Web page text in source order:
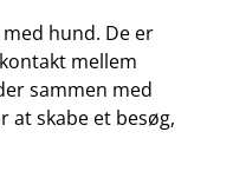
hund. De er
mellem
sammen med
at skabe et besøg,